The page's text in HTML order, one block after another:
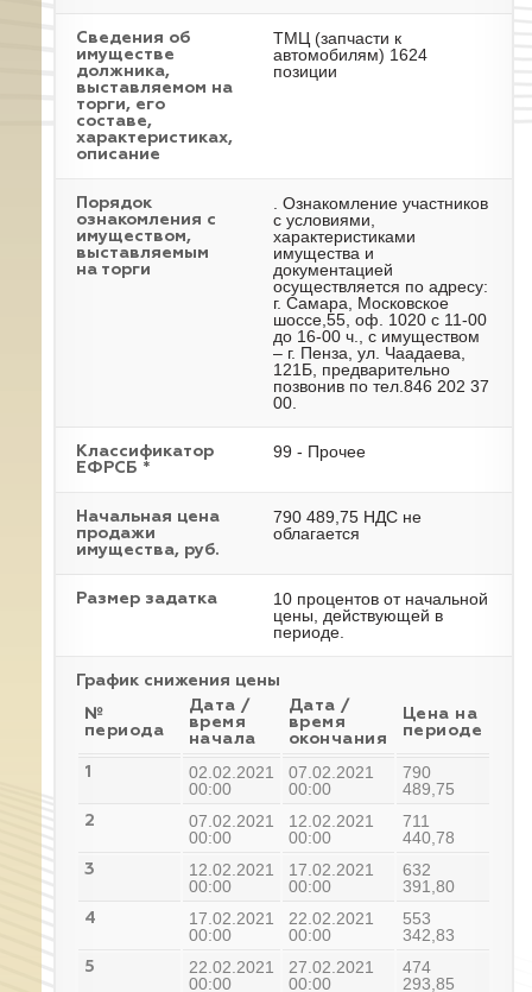
Cведения об
имуществе
должника,
выставляемом на
торги, его
составе,
характеристиках,
описание
ТМЦ (запчасти к
автомобилям) 1624
позиции
Порядок
ознакомления с
имуществом,
выставляемым
на торги
. Ознакомление участников
с условиями,
характеристиками
имущества и
документацией
осуществляется по адресу:
г. Самара, Московское
шоссе,55, оф. 1020 с 11-00
до 16-00 ч., с имуществом
– г. Пенза, ул. Чаадаева,
121Б, предварительно
позвонив по тел.846 202 37
00.
Классификатор
ЕФРСБ *
99 - Прочее
Начальная цена
продажи
имущества, руб.
790 489,75 НДС не
облагается
Размер задатка
10 процентов от начальной
цены, действующей в
периоде.
График снижения цены
№
периода
Дата /
время
начала
Дата /
время
окончания
Цена на
периоде
1
02.02.2021
00:00
07.02.2021
00:00
790
489,75
2
07.02.2021
00:00
12.02.2021
00:00
711
440,78
3
12.02.2021
00:00
17.02.2021
00:00
632
391,80
4
17.02.2021
00:00
22.02.2021
00:00
553
342,83
5
22.02.2021
00:00
27.02.2021
00:00
474
293,85